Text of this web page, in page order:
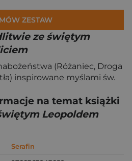
ZESTAW
ze świętym
(Różaniec, Droga
inspirowane myślami św.
na temat książki
Leopoldem
Serafin